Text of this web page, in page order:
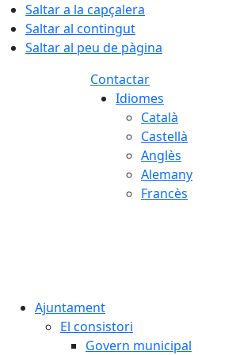
Saltar a la capçalera
Saltar al contingut
Saltar al peu de pàgina
Contactar
Idiomes
Català
Castellà
Anglès
Alemany
Francès
Ajuntament
El consistori
Govern municipal